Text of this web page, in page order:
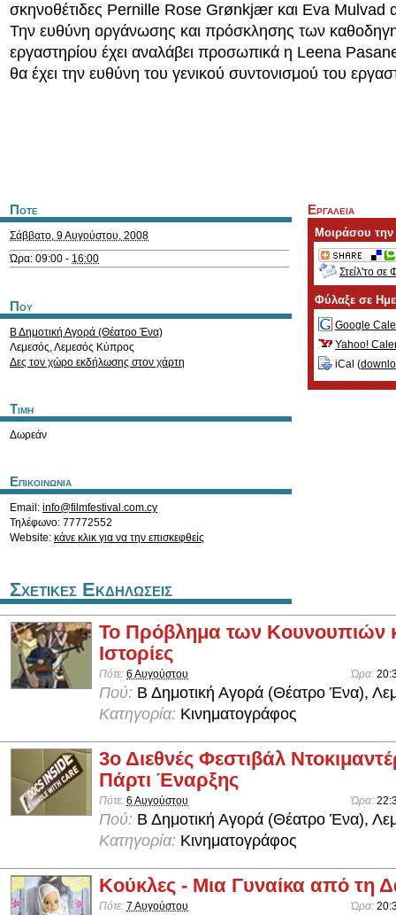
σκηνοθέτιδες Pernille Rose Grønkjær και Eva Mulvad
Την ευθύνη οργάνωσης και πρόσκλησης των
εργαστηρίου έχει αναλάβει προσωπικά η Leena
θα έχει την ευθύνη του γενικού συντονισμού του
Ποτε
Σάββατο, 9 Αυγούστου, 2008
Ώρα: 09:00 - 16:00
Που
Β Δημοτική Αγορά (Θέατρο Ένα)
Λεμεσός,Λεμεσός Κύπρος
Δες τον χώρο εκδήλωσης στον χάρτη
Τιμη
Δωρεάν
Επικοινωνια
Email: info@filmfestival.com.cy
Τηλέφωνο: 77772552
Website: κάνε κλικ για να την επισκεφθείς
Εργαλεια
Μοιράσου
Στείλ'το σε
Φύλαξε σε
Google
Yahoo!
iCal (
Σχετικες Εκδηλωσεις
Το Πρόβλημα των Κουνουπιών
Ιστορίες
Πότε: 6 Αυγούστου Ώρα:
Πού: Β Δημοτική Αγορά (Θέατρο Ένα),
Κατηγορία: Κινηματογράφος
3ο Διεθνές Φεστιβάλ
Πάρτι Έναρξης
Πότε: 6 Αυγούστου Ώρα:
Πού: Β Δημοτική Αγορά (Θέατρο Ένα),
Κατηγορία: Κινηματογράφος
Κούκλες - Μια Γυναίκα από τη
Πότε: 7 Αυγούστου Ώρα: